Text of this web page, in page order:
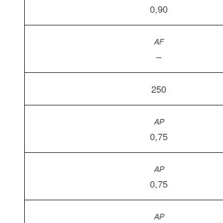
0,90
–
250
0,75
0,75